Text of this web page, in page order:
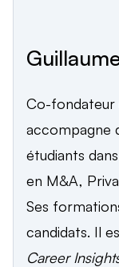
Co-fondateur
accompagne
étudiants
en M&A,
Ses
candidats. Il
Career